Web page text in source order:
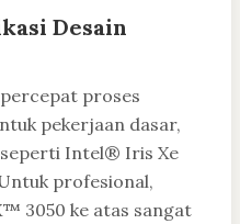
Desain
proses
pekerjaan dasar,
Intel® Iris Xe
profesional,
3050 ke atas sangat